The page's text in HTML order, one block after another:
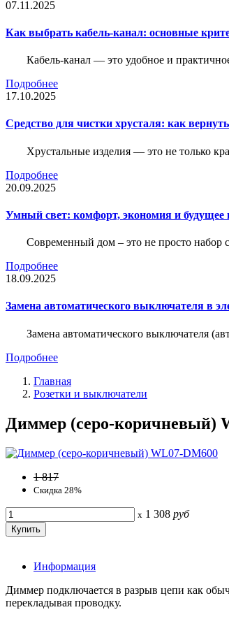
07.11.2025
Как выбрать кабель-канал: основные
Кабель-канал — это удобное и
Подробнее
17.10.2025
Средство для чистки хрусталя: как
Хрустальные изделия — это не только
Подробнее
20.09.2025
Умный свет: комфорт, экономия и будущее
Современный дом – это не просто набор
Подробнее
18.09.2025
Замена автоматического выключателя в
Замена автоматического выключателя
Подробнее
Главная
Розетки и выключатели
Диммер (серо-коричневый)
1 817
Скидка 28%
x 1 308 руб
Информация
Диммер подключается в разрыв цепи как
перекладывая проводку.